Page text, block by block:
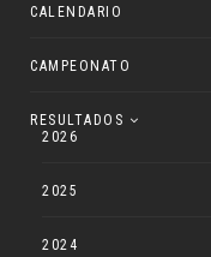
CALENDARIO
CAMPEONATO
RESULTADOS
2026
2025
2024